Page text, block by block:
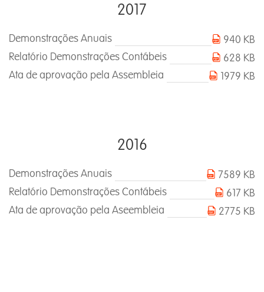
2017
Demonstrações Anuais
940 KB
Relatório Demonstrações Contábeis
628 KB
Ata de aprovação pela Assembleia
1979 KB
2016
Demonstrações Anuais
7589 KB
Relatório Demonstrações Contábeis
617 KB
Ata de aprovação pela Aseembleia
2775 KB